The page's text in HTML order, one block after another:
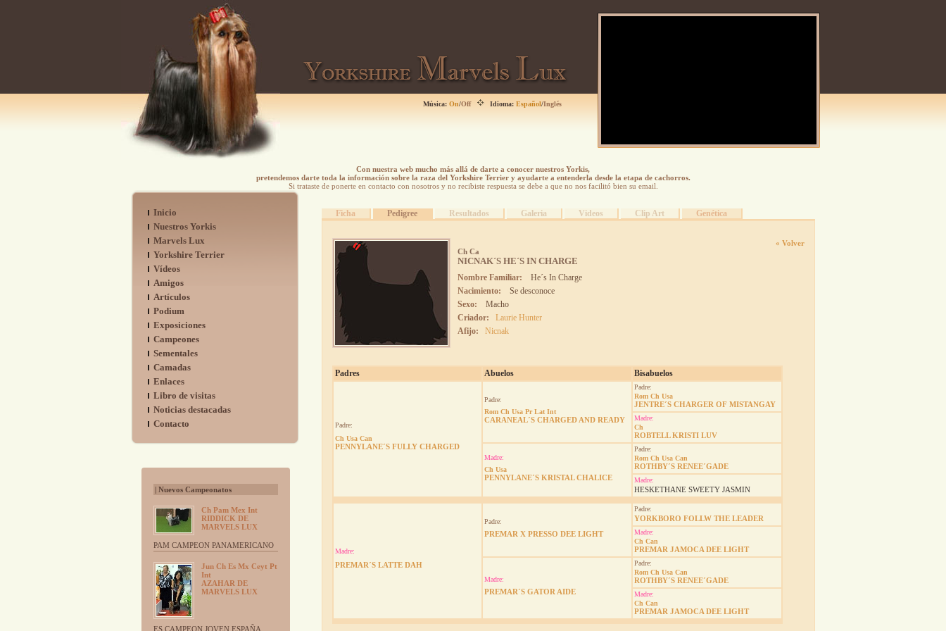
Música: On/Off Idioma: Español/Inglés
Con nuestra web mucho más allá de darte a conocer nuestros Yorkis,
pretendemos darte toda la información sobre la raza del Yorkshire Terrier y ayudarte a entenderla desde la etapa de cachorros.
Si trataste de ponerte en contacto con nosotros y no recibiste respuesta se debe a que no nos facilitó bien su email.
Inicio
Nuestros Yorkis
Marvels Lux
Yorkshire Terrier
Vídeos
Amigos
Artículos
Podium
Exposiciones
Campeones
Sementales
Camadas
Enlaces
Libro de visitas
Noticias destacadas
Contacto
| Nuevos Campeonatos
Ch Pam Mex Int
RIDDICK DE
MARVELS LUX
PAM CAMPEON PANAMERICANO
Jun Ch Es Mx Ceyt Pt
Int
AZAHAR DE
MARVELS LUX
ES CAMPEON JOVEN ESPAÑA
Ficha Pedigree Resultados Galeria Videos Clip Art Genética
« Volver
Ch Ca
NICNAK´S HE´S IN CHARGE
Nombre Familiar:
He´s In Charge
Nacimiento:
Se desconoce
Sexo:
Macho
Criador:
Laurie Hunter
Afijo: Nicnak
Padres Abuelos Bisabuelos
Padre:
Ch Usa Can
PENNYLANE´S FULLY CHARGED
Padre:
Rom Ch Usa Pr Lat Int
CARANEAL´S CHARGED AND READY
Padre:
Rom Ch Usa
JENTRE´S CHARGER OF MISTANGAY
Madre:
Ch
ROBTELL KRISTI LUV
Madre:
Ch Usa
PENNYLANE´S KRISTAL CHALICE
Padre:
Rom Ch Usa Can
ROTHBY´S RENEE´GADE
Madre:
HESKETHANE SWEETY JASMIN
Madre:
PREMAR´S LATTE DAH
Padre:
PREMAR X PRESSO DEE LIGHT
Padre:
YORKBORO FOLLW THE LEADER
Madre:
Ch Can
PREMAR JAMOCA DEE LIGHT
Madre:
PREMAR´S GATOR AIDE
Padre:
Rom Ch Usa Can
ROTHBY´S RENEE´GADE
Madre:
Ch Can
PREMAR JAMOCA DEE LIGHT